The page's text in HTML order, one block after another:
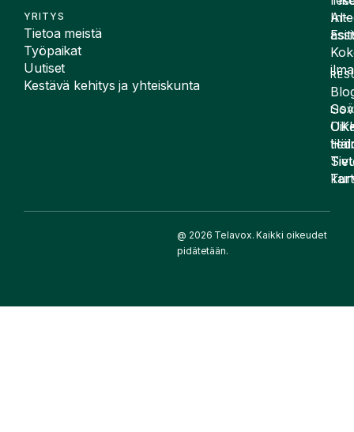
YRITYS
Tietoa meistä
Työpaikat
Uutiset
Kestävä kehitys ja yhteiskunta
AI-
@ 2026 Telavox. Kaikki oikeudet
pidätetään.